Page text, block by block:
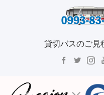
貸切バスのご見